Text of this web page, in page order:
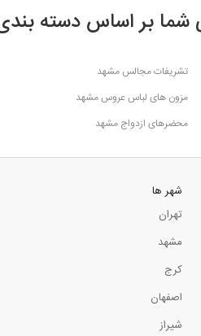
بر اساس دسته
تشریفات مجالس مشهد
مزون های لباس عروس مشهد
محضرهای ازدواج مشهد
شهر ها
تهران
مشهد
کرج
اصفهان
شیراز